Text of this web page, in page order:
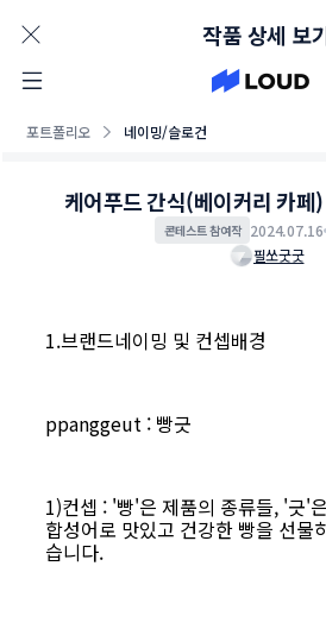
포트폴리오 네이밍/슬로건
작품 상세 보
케어푸드 간식(베이커리 카페
콘테스트 참여작 2024.07.16
필쏘굿굿
1.브랜드네이밍 및 컨셉배경
ppanggeut : 빵긋
1)컨셉 : '빵'은 제품의 종류들, '긋'
합성어로 맛있고 건강한 빵을 선물
습니다.